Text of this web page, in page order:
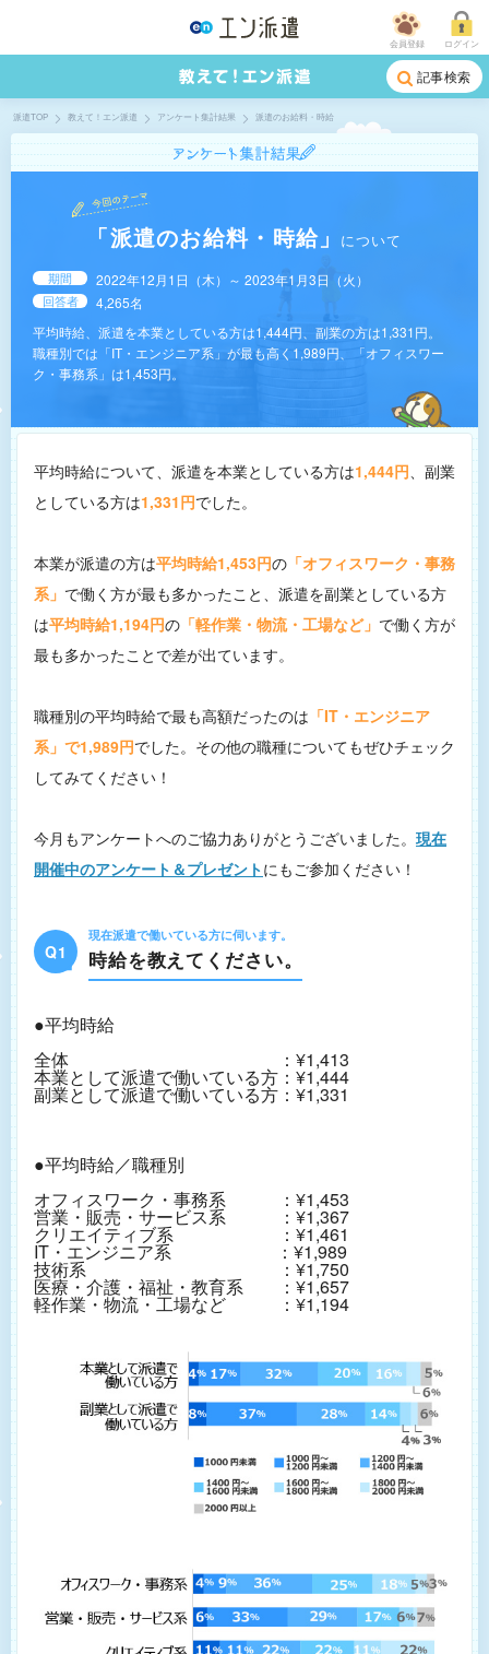
会員登録 ログイン
記事検索
派遣TOP 教えて！エン派遣 アンケート集計結果 派遣のお給料・時給
派遣のお給料・時給 について
期間 2022年12月1日（木）～ 2023年1月3日（火）
回答者
4,265名
平均時給、派遣を本業としている方は1,444円、副業の方は1,331円。
職種別では「IT・エンジニア系」が最も高く1,989円、「オフィスワー
ク・事務系」は1,453円。
平均時給について、派遣を本業としている方は1,444円、副業
としている方は1,331円でした。
本業が派遣の方は平均時給1,453円の 「オフィスワーク・事務
系」 で働く方が最も多かったこと、派遣を副業としている方
は平均時給1,194円の 「軽作業・物流・工場など」 で働く方が
最も多かったことで差が出ています。
職種別の平均時給で最も高額だったのは 「IT・エンジニア
系」で1,989円でした。その他の職種についてもぜひチェック
してみてください！
今月もアンケートへのご協力ありがとうございました。 現在
開催中のアンケート＆プレゼントにもご参加ください！
Q1
現在派遣で働いている方に伺います。
時給を教えてください。
●平均時給
全体 ：¥1,413
本業として派遣で働いている方：¥1,444
副業として派遣で働いている方：¥1,331
●平均時給／職種別
オフィスワーク・事務系 ：¥1,453
営業・販売・サービス系 ：¥1,367
クリエイティブ系 ：¥1,461
IT・エンジニア系 ：¥1,989
技術系 ：¥1,750
医療・介護・福祉・教育系 ：¥1,657
軽作業・物流・工場など ：¥1,194